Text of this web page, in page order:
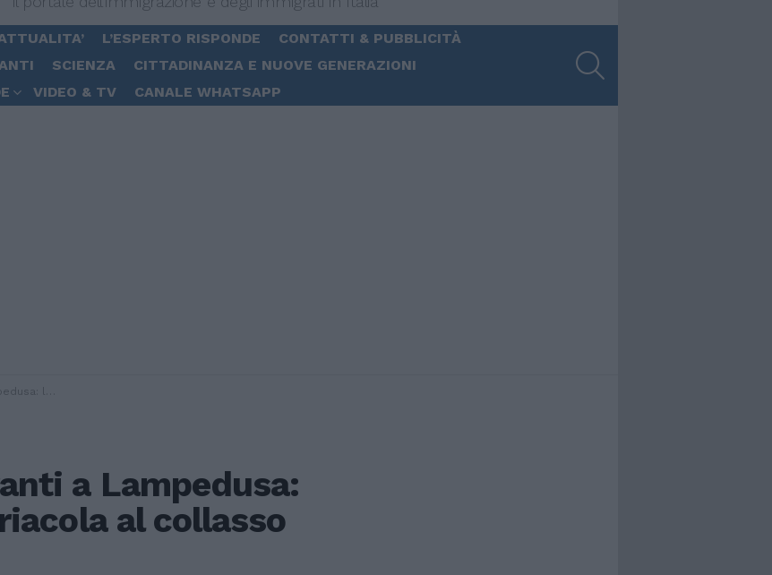
L’ESPERTO RISPONDE
CONTATTI & PUBBLICITÀ
SCIENZA
CITTADINANZA E NUOVE GENERAZIONI
VIDEO & TV CANALE WHATSAPP
al collasso
a Lampedusa:
al collasso